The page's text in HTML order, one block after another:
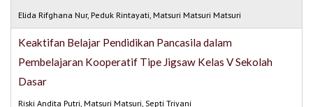
Elida Rifghana Nur, Peduk Rintayati, Matsuri Matsuri Matsuri
Keaktifan Belajar Pendidikan Pancasila dalam
Pembelajaran Kooperatif Tipe Jigsaw Kelas V Sekolah
Dasar
Riski Andita Putri, Matsuri Matsuri, Septi Triyani